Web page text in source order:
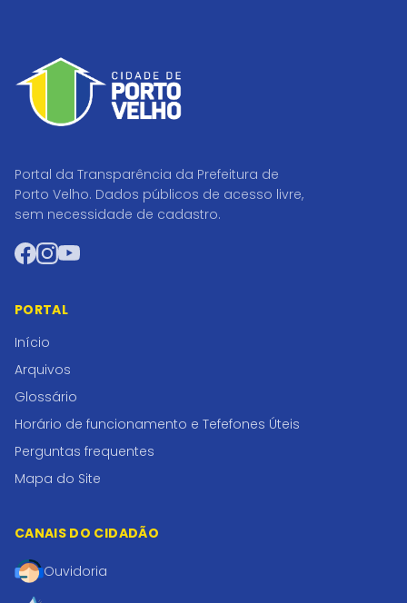
Portal da Transparência da Prefeitura de
Porto Velho. Dados públicos de acesso livre,
sem necessidade de cadastro.
Facebook
Instagram
YouTube
PORTAL
Início
Arquivos
Glossário
Horário de funcionamento e Tefefones Úteis
Perguntas frequentes
Mapa do Site
CANAIS DO CIDADÃO
Ouvidoria